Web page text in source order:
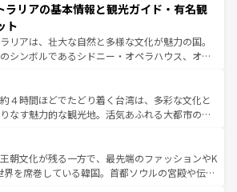
オーリンズでは、音楽と美食が融合した独特の
。旅行者はアメリカの各地域で異なる魅力を楽
、その多様性と豊かな歴史を感じることができ
車でのロードトリップや列車の旅も、アメリカ
逃せない。また、定番の観光地といえばオアフ
かな自然を求めるならマウイ島やカウアイ島が
エメラルドグリーンに輝く海をはじめ、豊かな
が息づいている。「アロハスピリット」と呼ば
しいローカルフードやハワイアンミュージッ
なフラダンスなど、すべてがハワイの魅力を彩
訪れるたびに新しい発見と感動が待っているハ
ツ一覧
ラリアの基本情報と観光ガイド・有名観
ト
リアは、壮大な自然と多様な文化が魅力の国。
シンボルであるシドニー・オペラハウス、オー
や大陸中央部にそびえるウルル（エアーズロッ
マニアの美しい原生林やケアンズの熱帯雨林な
ろがたくさん。また、カフェやワイン、オージ
ティビティも充実しており、サーフィンやダイ
イキングなど、アウトドア好きにはたまらな
トラリアの多彩な魅力を存分に味わいつくそ
４時間ほどでたどり着く台湾は、多彩な文化と
なす魅力的な観光地。活気あふれる大都市の台
つな山岳地帯である台湾東部など、都市の喧騒
けさが共存しており、訪れる人に新しい発見と
らしてくれる。また、奥深い台湾の食文化も魅
朝文化が残る一方で、最先端のファッションやK
界を席巻している韓国。首都ソウルの宮殿や伝統